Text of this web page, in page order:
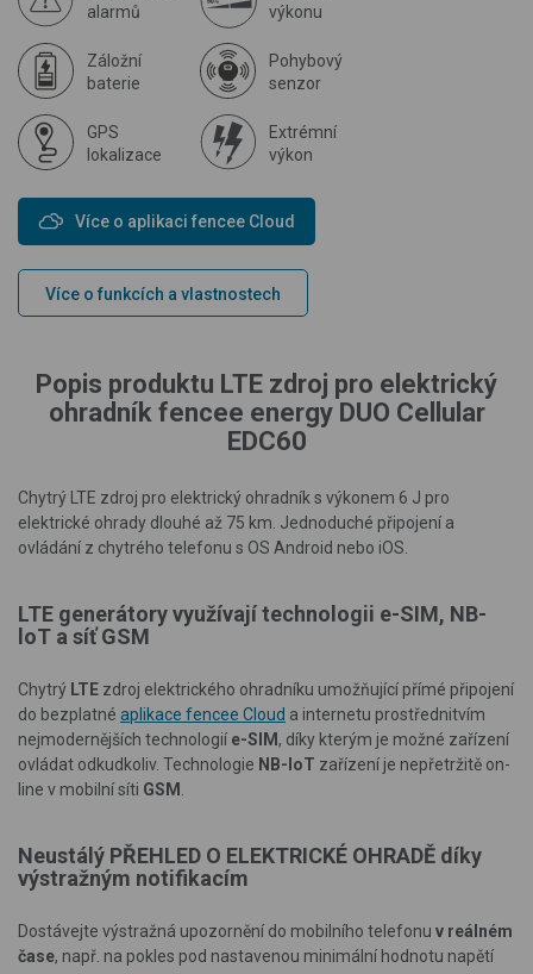
alarmů
výkonu
Záložní
baterie
Pohybový
senzor
GPS
lokalizace
Extrémní
výkon
Více o aplikaci fencee Cloud
Více o funkcích a vlastnostech
Popis produktu LTE zdroj pro elektrický
ohradník fencee energy DUO Cellular
EDC60
Chytrý LTE zdroj pro elektrický ohradník s výkonem 6 J pro
elektrické ohrady dlouhé až 75 km. Jednoduché připojení a
ovládání z chytrého telefonu s OS Android nebo iOS.
LTE generátory využívají technologii e-SIM, NB-
loT a síť GSM
Chytrý LTE zdroj elektrického ohradníku umožňující přímé připojení
do bezplatné aplikace fencee Cloud a internetu prostřednitvím
nejmodernějších technologií e-SIM , díky kterým je možné zařízení
ovládat odkudkoliv. Technologie NB-IoT zařízení je nepřetržitě on-
line v mobilní síti GSM
Neustálý PŘEHLED O ELEKTRICKÉ OHRADĚ díky
výstražným notifikacím
Dostávejte výstražná upozornění do mobilního telefonu v reálném
čase, např. na pokles pod nastavenou minimální hodnotu napětí